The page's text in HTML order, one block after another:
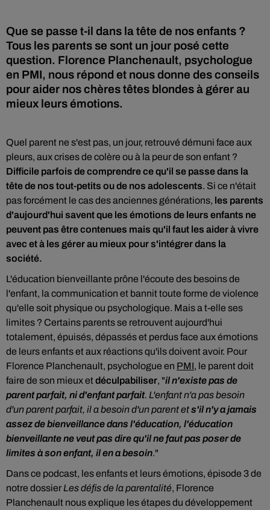
Que se passe t-il dans la tête de nos enfants ?
Tous les parents se sont un jour posé cette
question. Florence Planchenault, psychologue
en PMI, nous répond et nous donne des conseils
pour aider nos chères têtes blondes à gérer au
mieux leurs émotions.
Quel parent ne s'est pas, un jour, retrouvé démuni face aux
pleurs, aux crises de colère ou à la peur de son enfant ?
Difficile parfois de comprendre ce qu'il se passe dans la
tête de nos tout-petits ou de nos adolescents. Si ce n'était
pas forcément le cas des anciennes générations, les parents
d'aujourd'hui savent que les émotions de leurs enfants ne
peuvent pas être contenues mais qu'il faut les aider à vivre
avec et à les gérer au mieux pour s'intégrer dans la
société.
L'éducation bienveillante prône l'écoute des besoins de
l'enfant, la communication et bannit toute forme de violence
qu'elle soit physique ou psychologique. Mais a t-elle ses
limites ? Certains parents se retrouvent aujourd'hui
totalement, épuisés, dépassés et perdus face aux émotions
de leurs enfants et aux réactions qu'ils doivent avoir. Pour
Florence Planchenault, psychologue en PMI, le parent doit
faire de son mieux etdéculpabiliser, "il n'existe pas de
parent parfait, ni d'enfant parfait. L'enfant n'a pas besoin
d'un parent parfait, il a besoin d'un parent ets'il n'y a jamais
assez de bienveillance dans l'éducation, l'éducation
bienveillante ne veut pas dire qu'il ne faut pas poser de
limites à son enfant, il en a besoin."
Dans ce podcast, les enfants et leurs émotions, épisode 3 de
notre dossier Les défis de la parentalité, Florence
Planchenault nous explique les étapes du développement